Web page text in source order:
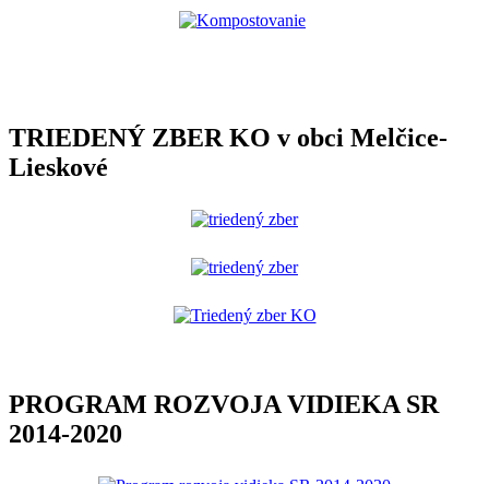
TRIEDENÝ ZBER KO v obci Melčice-
Lieskové
PROGRAM ROZVOJA VIDIEKA SR
2014-2020